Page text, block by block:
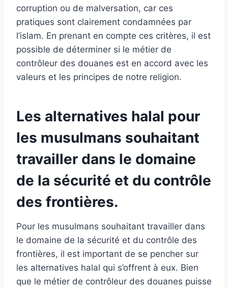
corruption ou de malversation, car ces
pratiques sont clairement condamnées par
l’islam. En prenant en compte ces critères, il est
possible de déterminer si le métier de
contrôleur des douanes est en accord avec les
valeurs et les principes de notre religion.
Les alternatives halal pour
les musulmans souhaitant
travailler dans le domaine
de la sécurité et du contrôle
des frontières.
Pour les musulmans souhaitant travailler dans
le domaine de la sécurité et du contrôle des
frontières, il est important de se pencher sur
les alternatives halal qui s’offrent à eux. Bien
que le métier de contrôleur des douanes puisse